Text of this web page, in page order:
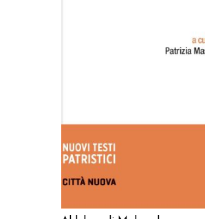
AGGIUNGI AL CARRELLO